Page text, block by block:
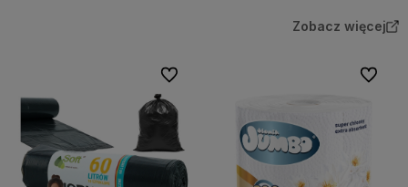
Zobacz więcej
Do ulubionych Do